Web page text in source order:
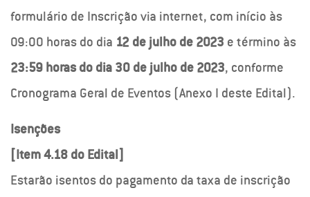
formulário de Inscrição via internet, com início às
09:00 horas do dia 12 de julho de 2023 e término às
23:59 horas do dia 30 de julho de 2023, conforme
Cronograma Geral de Eventos (Anexo I deste Edital).
Isenções
[Item 4.18 do Edital]
Estarão isentos do pagamento da taxa de inscrição